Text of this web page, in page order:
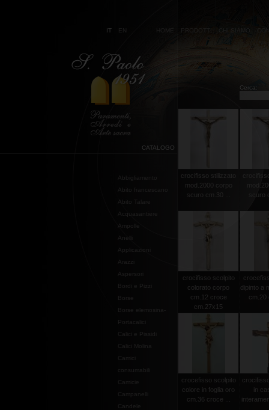
IT EN HOME PRODOTTI CHI SIAMO
Cerca:
CATALOGO
Abbigliamento
Abito francescano
Abito Talare
Acquasantiere
Ampolle
Anelli
Applicazioni
Arazzi
Aspersori
Bordi e Pizzi
Borse
Borse elemosina-
Portacalici
Calici e Pissidi
Calici Molina
Campanelli
Candele
crocifisso stilizzato
mod.2000 corpo
scuro cm.30 ...
scuro
crocifisso scolpito
colorato corpo
cm.12 croce
cm.27x15
dipinto a
cm.20
crocefisso scolpito
colore in foglia oro
cm.36 croce ...
in